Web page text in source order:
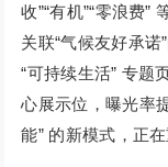
收”“有机”“零浪费
关联“气候友好承
“可持续生活” 专题
心展示位，曝光率
能” 的新模式，正